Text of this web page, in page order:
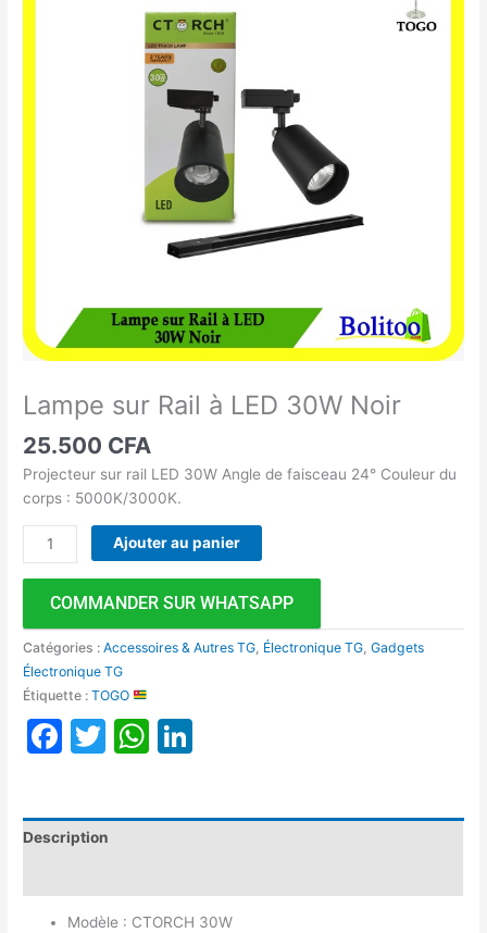
Lampe sur Rail à LED 30W Noir
25.500 CFA
Projecteur sur rail LED 30W Angle de faisceau 24° Couleur du
corps : 5000K/3000K.
Ajouter au panier
COMMANDER SUR WHATSAPP
Catégories :Accessoires & Autres TG Électronique TG ,Gadgets
Électronique TG
Étiquette :TOGO
Facebook
TwitterWhatsApp
Description
Modèle : CTORCH 30W